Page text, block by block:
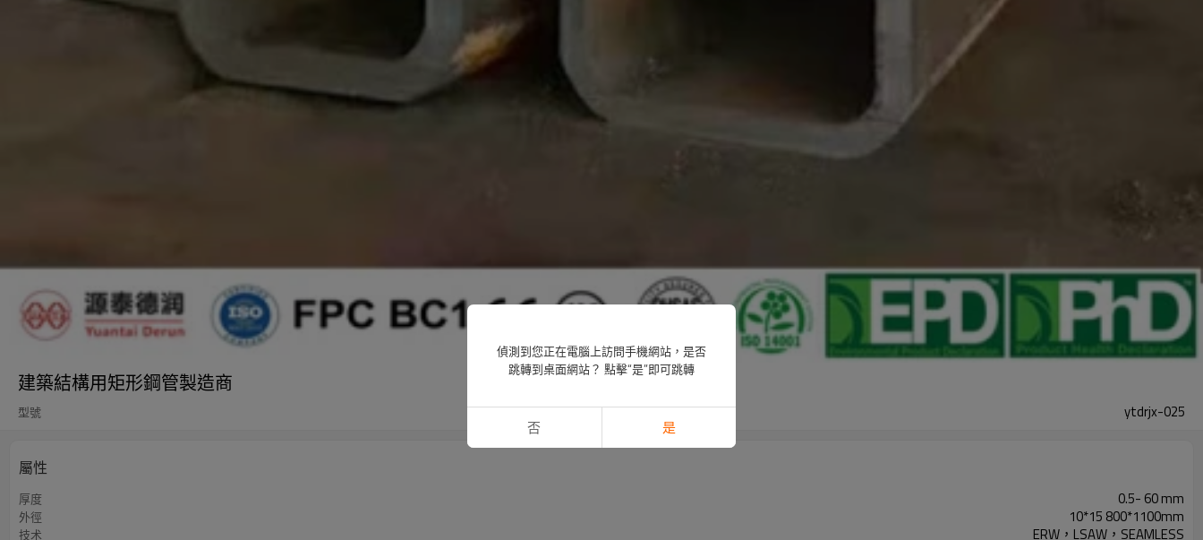
建築結構用矩形鋼管製造商
型號 ytdrjx-025
屬性
厚度 0.5- 60 mm
外徑 10*15 800*1100mm
技术 ERW，LSAW，SEAMLESS
偵測到您正在電腦上訪問手機網站，是否
跳轉到桌面網站？ 點擊“是”即可跳轉
否 是